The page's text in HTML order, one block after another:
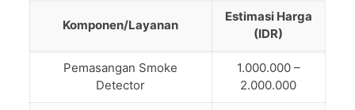
Komponen/Layanan
Estimasi Harga
(IDR)
Pemasangan Smoke
Detector
1.000.000 –
2.000.000